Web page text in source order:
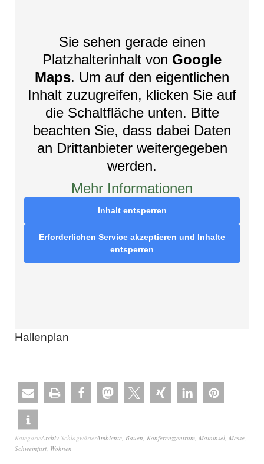
Sie sehen gerade einen
Platzhalterinhalt von Google
Maps. Um auf den eigentlichen
Inhalt zuzugreifen, klicken Sie auf
die Schaltfläche unten. Bitte
beachten Sie, dass dabei Daten
an Drittanbieter weitergegeben
werden.
Mehr Informationen
Inhalt entsperren
Erforderlichen Service akzeptieren und Inhalte
entsperren
Hallenplan
KategorieArchiv SchlagwörterAmbiente, Bauen, Konferenzzentrum, Maininsel, Messe,
Schweinfurt, Wohnen